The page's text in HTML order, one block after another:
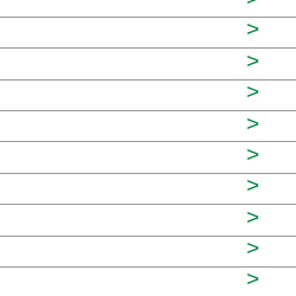
>
>
>
>
>
>
>
>
>